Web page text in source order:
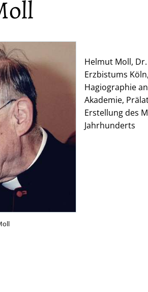
Helmut Moll,
Erzbistums
Hagiographie
Akademie,
Erstellung des
Jahrhunderts